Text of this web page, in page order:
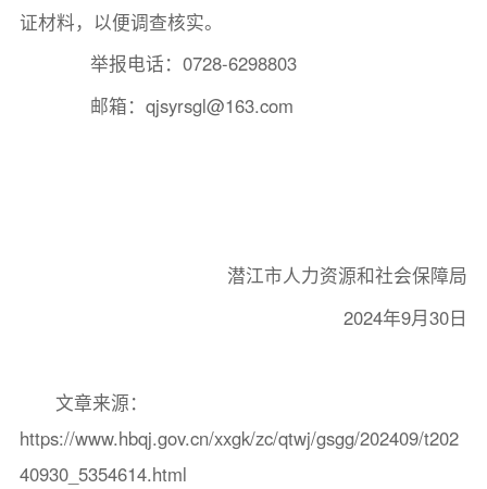
证材料，以便调查核实。
举报电话：0728-6298803
邮箱：qjsyrsgl@163.com
潜江市人力资源和社会保障局
2024年9月30日
文章来源：
https://www.hbqj.gov.cn/xxgk/zc/qtwj/gsgg/202409/t202
40930_5354614.html